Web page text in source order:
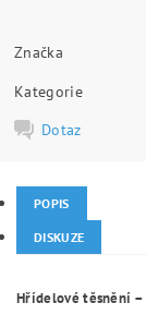
Značka
Kategorie
Dotaz
POPIS
DISKUZE
Hřídelové těsnění –